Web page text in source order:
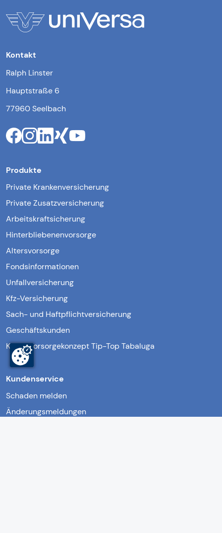
Kontakt
Ralph Linster
Hauptstraße 6
77960 Seelbach
Produkte
Private Krankenversicherung
Private Zusatzversicherung
Arbeitskraftsicherung
Hinterbliebenenvorsorge
Altersvorsorge
Fondsinformationen
Unfallversicherung
Kfz-Versicherung
Sach- und Haftpflichtversicherung
Geschäftskunden
Kindervorsorgekonzept Tip-Top Tabaluga
Kundenservice
Schaden melden
Änderungsmeldungen